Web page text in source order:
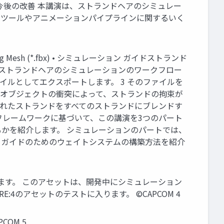
の改善 本講演は、ストランドヘアのシミュレー
ールやアニメーションパイプラインに関するいく
(*.fbx) • シミュレーション ガイドストランド
ランドヘアのシミュレーションのワークフロー
としてエクスポートします。 3 そのファイルを
ブジェクトの衝突によって、ストランドの拘束が
ストランドをすべてのストランドにブレンドす
ームワークに基づいて、この講演を3つのパート
紹介します。 シミュレーションのパートでは、
イドのためのウェイトシステムの構築方法を紹介
。 このアセットは、開発中にシミュレーション
のアセットのテストに入ります。 ©CAPCOM 4
5